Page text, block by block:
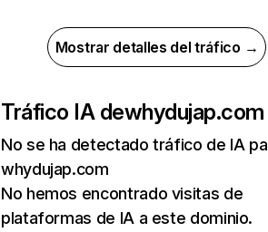
Mostrar detalles del tráfico →
Tráfico IA dewhydujap.com
No se ha detectado tráfico de IA
whydujap.com
No hemos encontrado visitas de
plataformas de IA a este dominio.